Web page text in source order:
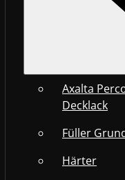
Axalta
Decklack
Füller
Härter